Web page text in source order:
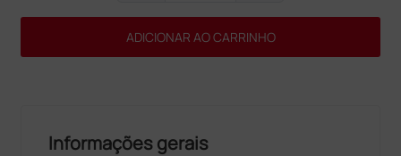
ADICIONAR AO CARRINHO
Informações gerais